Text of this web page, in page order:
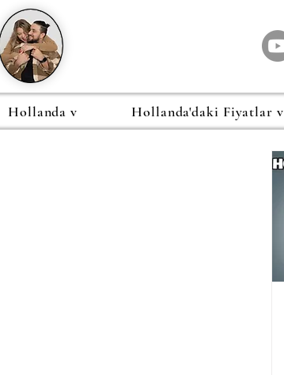
Hollanda v Hollanda'daki Fiyatlar v